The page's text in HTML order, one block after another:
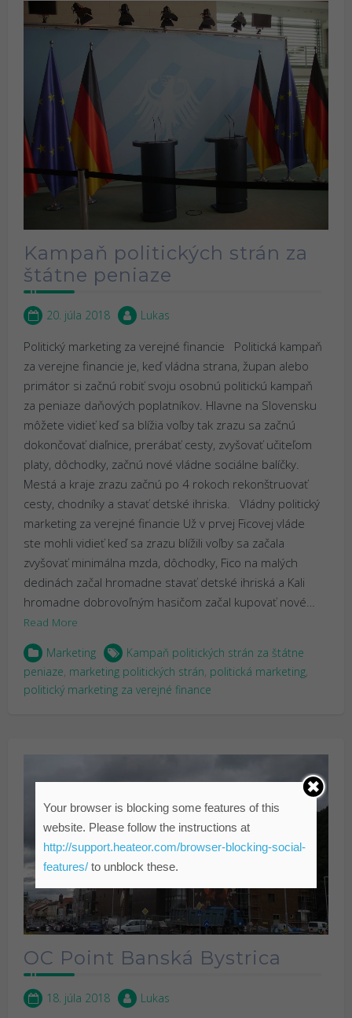
Kampaň politických strán za
štátne peniaze
20. júla 2018 Lukas
Politický marketing za verejné financie Politická kampaň
za verejne financie je, keď vládna strana, župan alebo
primátor si začnú robiť svoju osobnú politickú kampaň
za peniaze daňových poplatníkov. Hlavne na Slovensku
môžete vidieť keď sa blížia voľby tak zrazu sa začnú
dokončovať diaľnice, prerábať cesty, zvyšovať učiteľom
platy, dôchodky, začnú nové vládne sociálne balíčky.
Mestá a kraje zrazu začnú po 4 rokoch rekonštruovať
cesty, chodníky a stavať detské ihriska. Vládny politický
marketing za verejné financie Už v prvej Ficovej vláde
ste mohli vidieť keď sa zrazu blížili voľby sa začala
zvyšovať minimálna mzda, dôchodky, Fico na malých
dedinách začal hromadne stavať detské ihriská a Kali
hromadne dobrovoľným hasičom začal kupovať nové…
Read More
Marketing
Kampaň politických strán za štátne
peniaze, marketing politických strán, politická marketing,
politický marketing za verejné finance
OC Point Banská Bystrica
18. júla 2018 Lukas
Your browser is blocking some features of this
website. Please follow the instructions at
http://support.heateor.com/browser-blocking-social-
features/to unblock these.